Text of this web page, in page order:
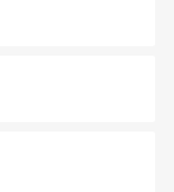
外せないスポット